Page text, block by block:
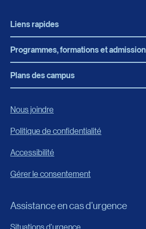
Liens rapides
Actualités
Bibliothèque
Boutique en ligne
Carrières
Événements
Fondation de l’UQAR
FAQ
Portail
Programmes, formations et admission
Programmes, formations et admission
Frais de scolarité
Plans des campus
Nous joindre
Politique de confidentialité
Accessibilité
Gérer le consentement
Assistance en cas d’urgence